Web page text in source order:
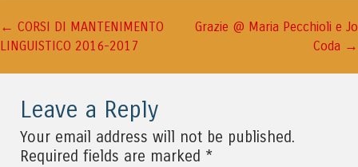
Navigazione articolo
← CORSI DI MANTENIMENTO
LINGUISTICO 2016-2017
Grazie @ Maria Pecchioli e Jo
Coda →
Leave a Reply
Your email address will not be published.
Required fields are marked *